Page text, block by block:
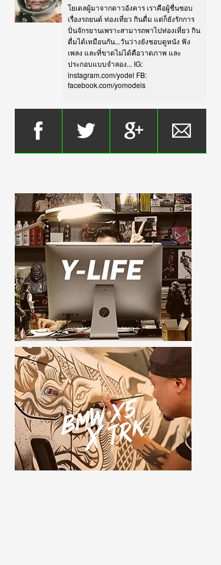
โยเดลผู้มาจากดาวอังคาร เราคือผู้ชื่นชอบ
เรื่องรถยนต์ ท่องเที่ยว กินดื่ม แต่ก็ยังรักการ
ปั่นจักรยานเพราะสามารถพาไปท่องเที่ยว กิน
ดื่มได้เหมือนกัน...วันว่างยังชอบดูหนัง ฟัง
เพลง และที่ขาดไม่ได้คือวาดภาพ และ
ประกอบแบบจำลอง... IG:
instagram.com/yodel FB:
facebook.com/yomodels